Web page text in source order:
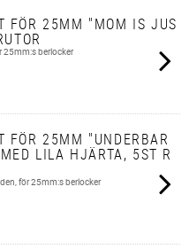
FÖR 25MM "MOM IS JUS
25mm:s berlocker
FÖR 25MM "UNDERBAR
LILA HJÄRTA, 5ST R
för 25mm:s berlocker